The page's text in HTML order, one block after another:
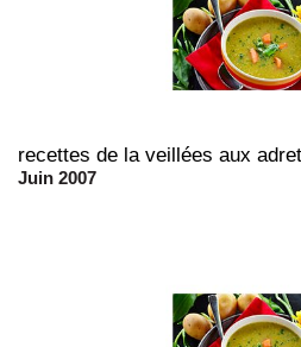
recettes de la veillées aux
Juin 2007